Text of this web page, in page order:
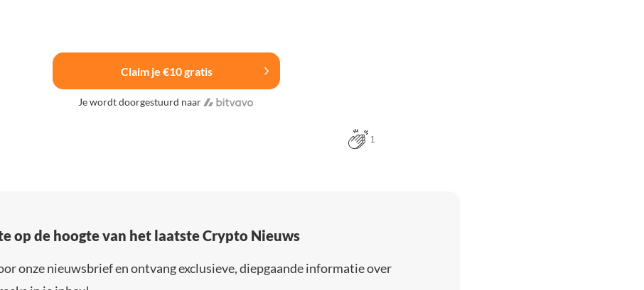
Claim je €10 gratis
Je wordt doorgestuurd naar
1
op de hoogte van het laatste Crypto Nieuws
onze nieuwsbrief en ontvang exclusieve, diepgaande informatie over